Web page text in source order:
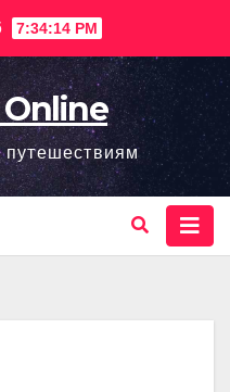
7:34:15 PM
путешествиям